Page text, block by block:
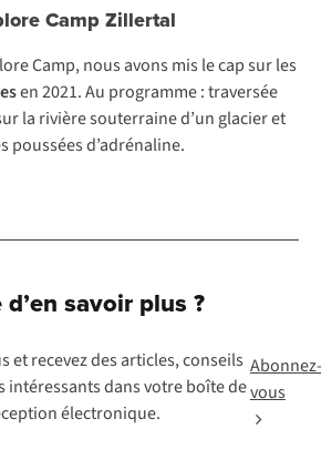
Camp Zillertal
Camp, nous avons mis le cap sur les
en 2021. Au programme : traversée
la rivière souterraine d’un glacier et
poussées d’adrénaline.
d’en savoir plus ?
et recevez des articles, conseils
intéressants dans votre boîte de
électronique.
Abonnez-
vous